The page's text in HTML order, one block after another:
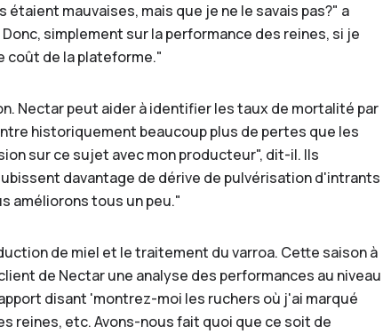
mauvaises, mais que je ne le savais pas?" a
simplement sur la performance des reines, si je
coût de la plateforme."
Nectar peut aider à identifier les taux de mortalité par
historiquement beaucoup plus de pertes que les
sur ce sujet avec mon producteur", dit-il. Ils
davantage de dérive de pulvérisation d'intrants
améliorons tous un peu."
de miel et le traitement du varroa. Cette saison à
de Nectar une analyse des performances au niveau
disant 'montrez-moi les ruchers où j'ai marqué
reines, etc. Avons-nous fait quoi que ce soit de